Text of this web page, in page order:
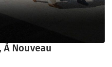
À Nouveau